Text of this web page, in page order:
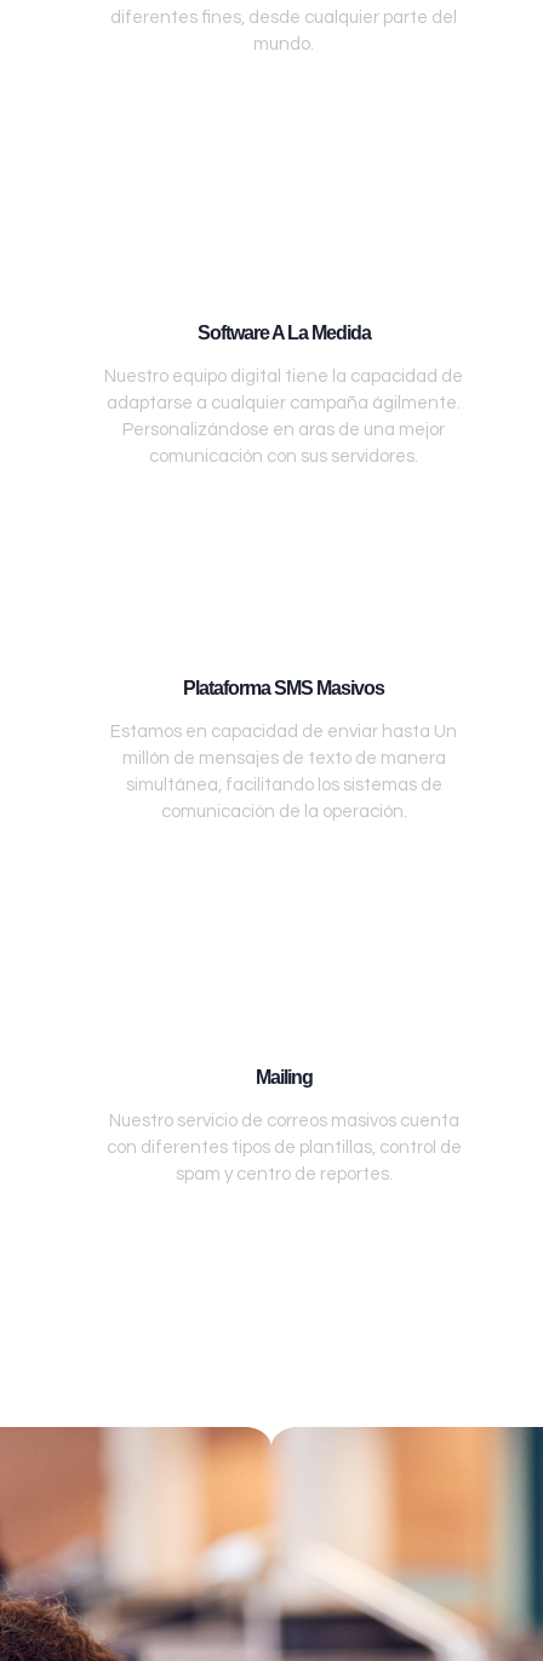
diferentes fines, desde cualquier parte del
mundo.
Software A La Medida
Nuestro equipo digital tiene la capacidad de
adaptarse a cualquier campaña ágilmente.
Personalizándose en aras de una mejor
comunicación con sus servidores.
Plataforma SMS Masivos
Estamos en capacidad de enviar hasta Un
millón de mensajes de texto de manera
simultánea, facilitando los sistemas de
comunicación de la operación.
Mailing
Nuestro servicio de correos masivos cuenta
con diferentes tipos de plantillas, control de
spam y centro de reportes.